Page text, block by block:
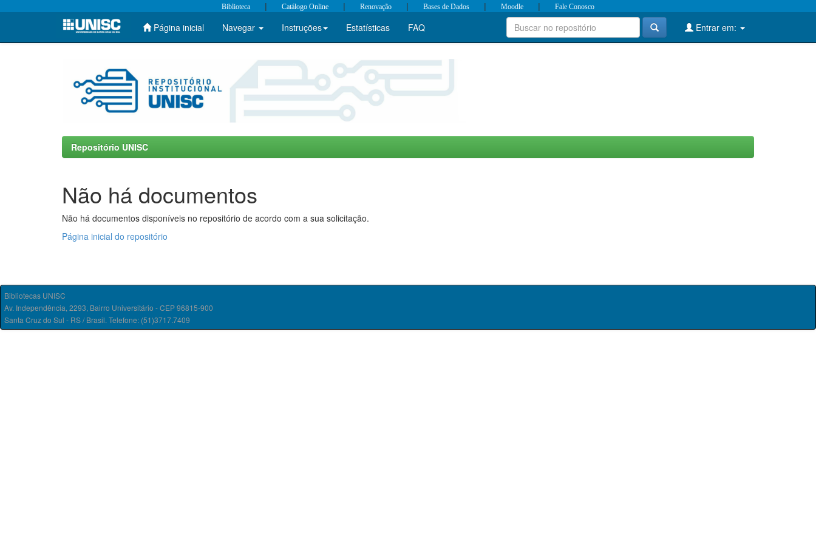
Skip
Biblioteca | Catálogo Online | Renovação | Bases de Dados | Moodle | Fale Conosco
Página inicial Navegar Instruções Estatísticas FAQ Entrar em:
Repositório UNISC
Não há documentos
Não há documentos disponíveis no repositório de acordo com a sua solicitação.
Página inicial do repositório
Bibliotecas UNISC
Av. Independência, 2293, Bairro Universitário - CEP 96815-900
Santa Cruz do Sul - RS / Brasil. Telefone: (51)3717.7409